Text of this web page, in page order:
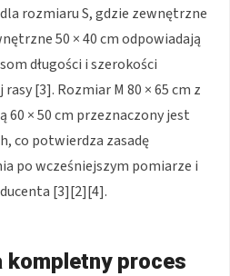
rozmiaru S, gdzie zewnętrzne
50 × 40 cm odpowiadają
długości i szerokości
[3]. Rozmiar M 80 × 65 cm z
× 50 cm przeznaczony jest
co potwierdza zasadę
po wcześniejszym pomiarze i
[3][2][4].
kompletny proces